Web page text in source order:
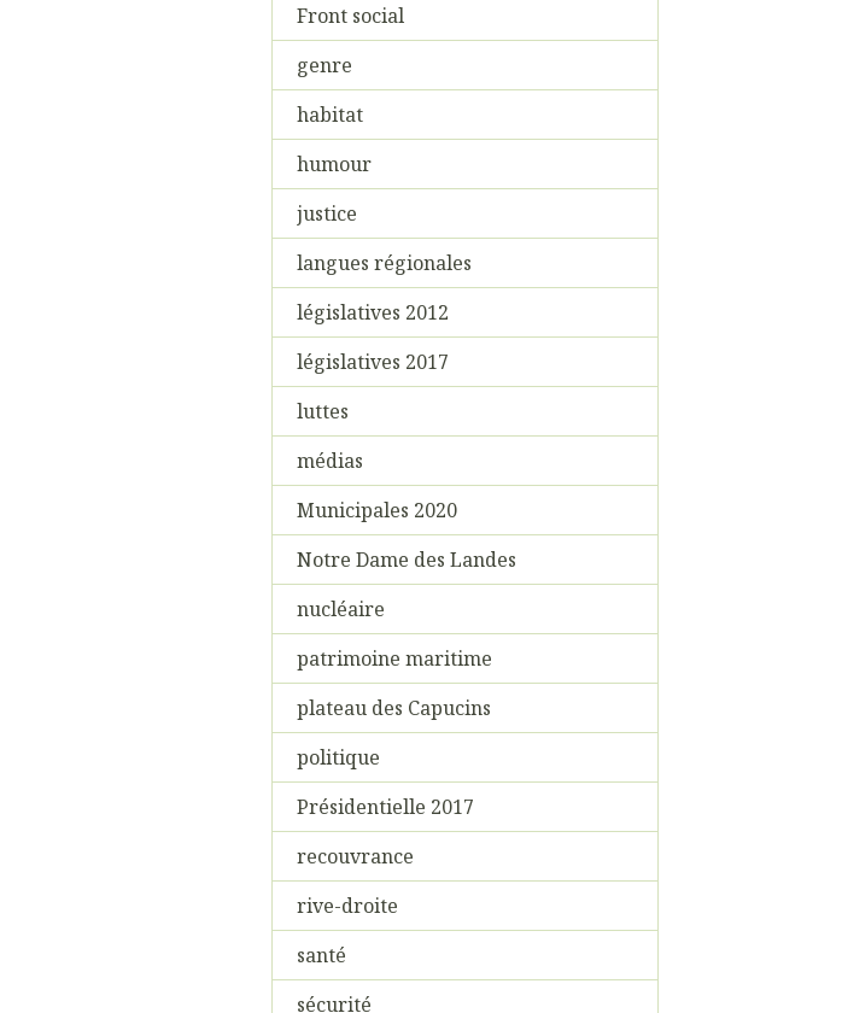
Front social
genre
habitat
humour
justice
langues régionales
législatives 2012
législatives 2017
luttes
médias
Municipales 2020
Notre Dame des Landes
nucléaire
patrimoine maritime
plateau des Capucins
politique
Présidentielle 2017
recouvrance
rive-droite
santé
sécurité